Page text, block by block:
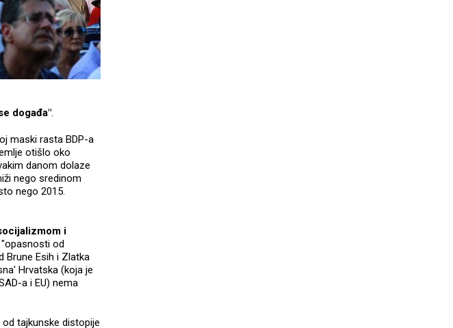
događa".
maski rasta BDP-a
otišlo oko
danom dolaze
nego sredinom
nego 2015.
i
od
Brune Esih i Zlatka
Hrvatska (koja je
a i EU) nema
tajkunske distopije